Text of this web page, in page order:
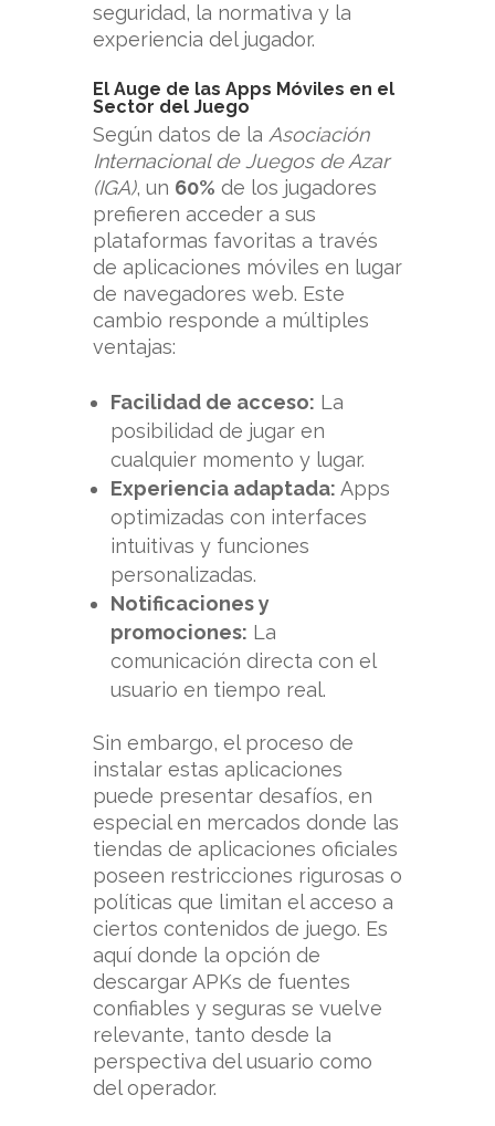
seguridad, la normativa y la
experiencia del jugador.
El Auge de las Apps Móviles en el
Sector del Juego
Según datos de la Asociación
Internacional de Juegos de Azar
(IGA), un 60% de los jugadores
prefieren acceder a sus
plataformas favoritas a través
de aplicaciones móviles en lugar
de navegadores web. Este
cambio responde a múltiples
ventajas:
Facilidad de acceso: La
posibilidad de jugar en
cualquier momento y lugar.
Experiencia adaptada: Apps
optimizadas con interfaces
intuitivas y funciones
personalizadas.
Notificaciones y
promociones: La
comunicación directa con el
usuario en tiempo real.
Sin embargo, el proceso de
instalar estas aplicaciones
puede presentar desafíos, en
especial en mercados donde las
tiendas de aplicaciones oficiales
poseen restricciones rigurosas o
políticas que limitan el acceso a
ciertos contenidos de juego. Es
aquí donde la opción de
descargar APKs de fuentes
confiables y seguras se vuelve
relevante, tanto desde la
perspectiva del usuario como
del operador.